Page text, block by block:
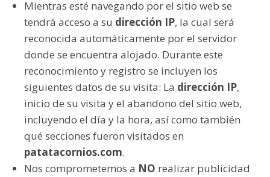
Mientras esté navegando por el sitio web se
tendrá acceso a su dirección IP, la cual será
reconocida automáticamente por el servidor
donde se encuentra alojado. Durante este
reconocimiento y registro se incluyen los
siguientes datos de su visita: La dirección IP,
inicio de su visita y el abandono del sitio web,
incluyendo el día y la hora, así como también
qué secciones fueron visitados en
patatacornios.com.
Nos comprometemos a NO realizar publicidad